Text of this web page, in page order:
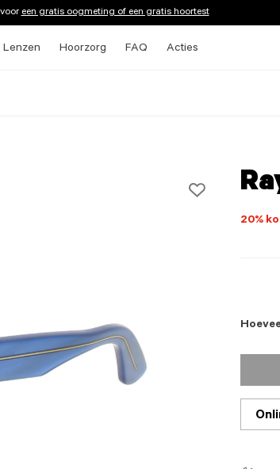
vooreen gratis oogmeting of een gratis hoortest
Lenzen Hoorzorg FAQ Acties
20%